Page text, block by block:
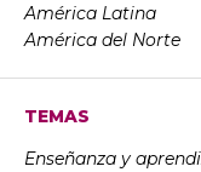
América Latina
América del Norte
TEMAS
Enseñanza y